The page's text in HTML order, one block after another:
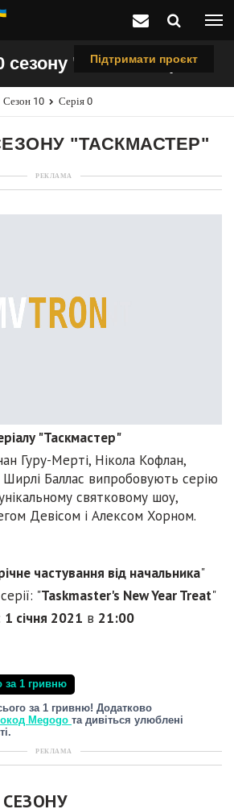
Підтримати проєкт
сезону "Таскмастер"
Сезон 10 Серія 0
"ТАСКМАСТЕР"
РЕКЛАМА
"Таскмастер"
Гуру-Мерті, Нікола Кофлан,
Ширлі Баллас випробовують серію
святковому шоу,
Девісом і Алексом Хорном.
частування від начальника"
"Taskmaster's New Year Treat"
1 січня 2021 в 21:00
за 1 гривню
за 1 гривню! Додатково
Megogo та дивіться улюблені
РЕКЛАМА
СЕЗОНУ